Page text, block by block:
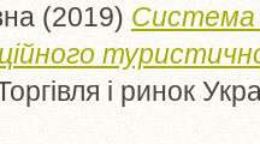
(2019) Система
і ринок